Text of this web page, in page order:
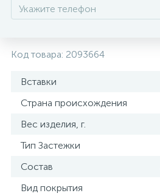
Код товара: 2093664
Вставки
Страна происхождения
Вес изделия, г.
Тип Застежки
Состав
Вид покрытия